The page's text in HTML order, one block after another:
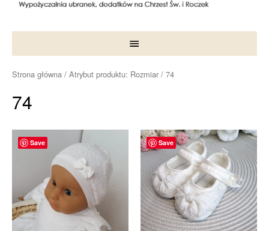
Strona główna / Atrybut produktu: Rozmiar / 74
74
Save Save